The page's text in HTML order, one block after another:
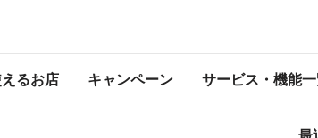
るお店 キャンペーン サービス・機能
からのお知らせ